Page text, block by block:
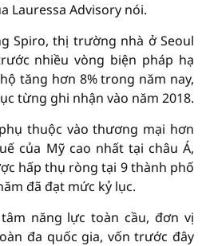
Lauressa Advisory nói.
Spiro, thị trường nhà ở Seoul
nhiều vòng biện pháp hạ
tăng hơn 8% trong năm nay,
từng ghi nhận vào năm 2018.
thuộc vào thương mại hơn
của Mỹ cao nhất tại châu Á,
hấp thụ ròng tại 9 thành phố
đã đạt mức kỷ lục.
tâm năng lực toàn cầu, đơn vị
đa quốc gia, vốn trước đây